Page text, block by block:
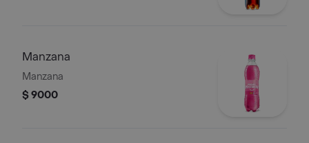
Manzana
Manzana
$ 9000